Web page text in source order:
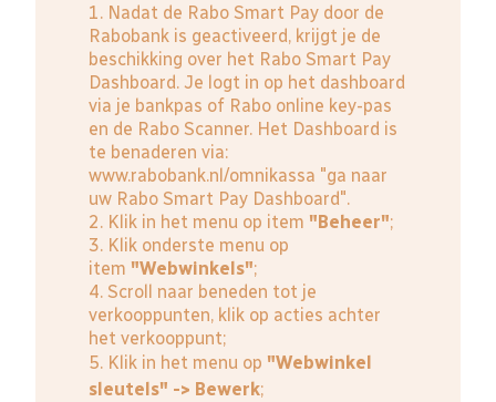
1. Nadat de Rabo Smart Pay door de
Rabobank is geactiveerd, krijgt je de
beschikking over het Rabo Smart Pay
Dashboard. Je logt in op het dashboard
via je bankpas of Rabo online key-pas
en de Rabo Scanner. Het Dashboard is
te benaderen via:
www.rabobank.nl/omnikassa "ga naar
uw Rabo Smart Pay Dashboard".
2. Klik in het menu op item "Beheer";
3. Klik onderste menu op
item "Webwinkels";
4. Scroll naar beneden tot je
verkooppunten, klik op acties achter
het verkooppunt;
5. Klik in het menu op "Webwinkel
sleutels" -> Bewerk;